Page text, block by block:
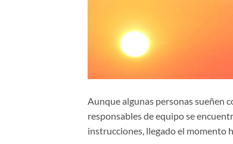
Aunque algunas personas sueñen
responsables de equipo se
instrucciones, llegado el momento